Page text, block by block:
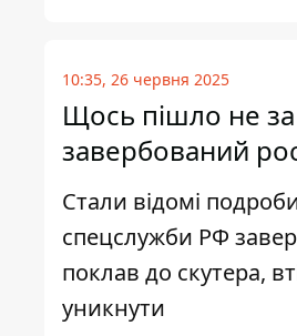
10:35, 26 червня 2025
Щось пішло не за
завербований
Стали відомі
спецслужби РФ
поклав до скутера,
уникнути